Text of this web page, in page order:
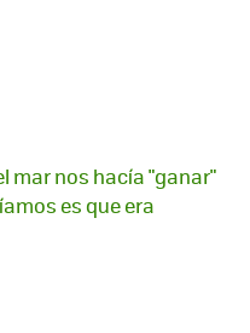
mar nos hacía "ganar"
es que era